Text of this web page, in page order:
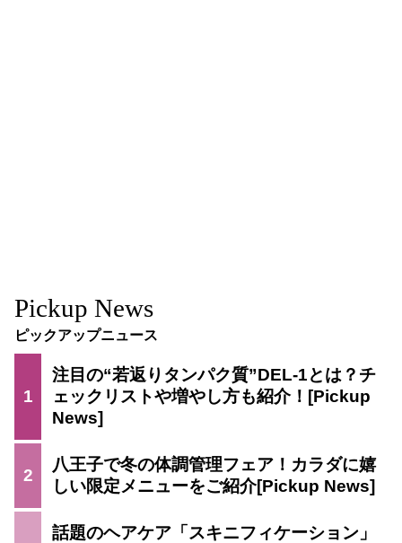
Pickup News
ピックアップニュース
1
注目の“若返りタンパク質”DEL-1とは？チ
ェックリストや増やし方も紹介！
2
八王子で冬の体調管理フェア！カラダに嬉
しい限定メニューをご紹介
話題のヘアケア「スキニフィケーション」